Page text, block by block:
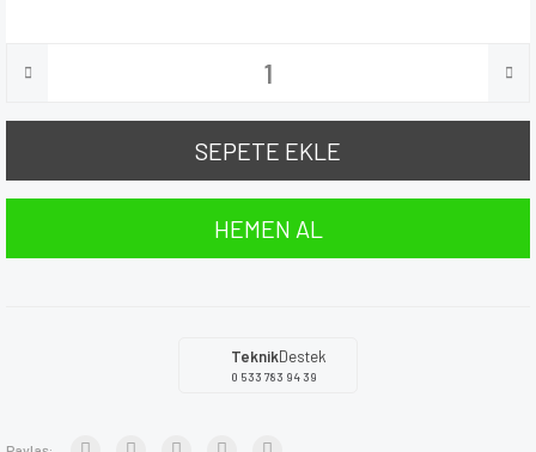
SEPETE EKLE
HEMEN AL
TeknikDestek
0 533 783 94 39